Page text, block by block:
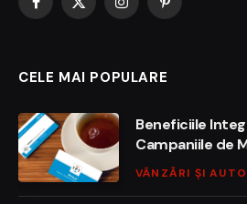
Facebook
X
InstagramPinterest
CELE MAI POPULARE
Beneficiile
Campaniile de
Automatizat
VÂNZĂRI ȘI